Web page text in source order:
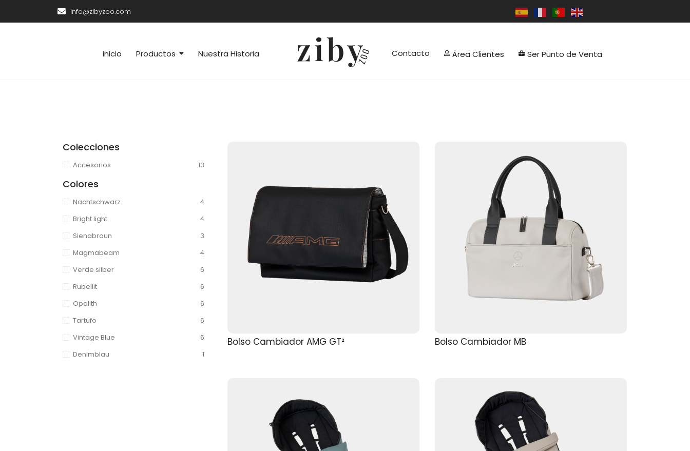
info@zibyzoo.com
Inicio Productos Nuestra Historia Contacto Área Clientes Ser Punto de Venta
Colecciones
Accesorios 13
Colores
Nachtschwarz
4
Bright light
4
Sienabraun
3
Magmabeam
4
Verde silber
6
Rubellit
6
Opalith
6
Tartufo
6
Vintage Blue
6
Denimblau
1
Bolso Cambiador AMG GT² Bolso Cambiador MB